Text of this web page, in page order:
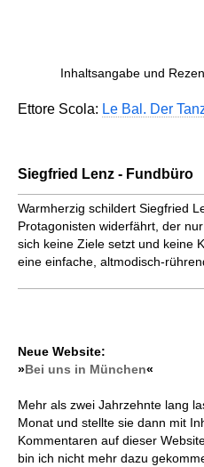
Inhaltsangabe und
Ettore Scola: Le Bal. Der
Siegfried Lenz - Fundbüro
Warmherzig schildert Siegfried
Protagonisten widerfährt, der
sich keine Ziele setzt und keine
eine einfache, altmodisch-
Neue Website:
»Bei uns in München«
Mehr als zwei Jahrzehnte lang
Monat und stellte sie dann mit
Kommentaren auf dieser
bin ich nicht mehr dazu